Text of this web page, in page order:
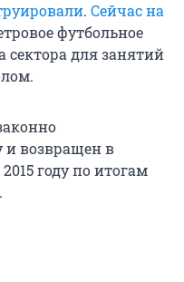
. Сейчас на
футбольное
сектора для занятий
и возвращен в
году по итогам